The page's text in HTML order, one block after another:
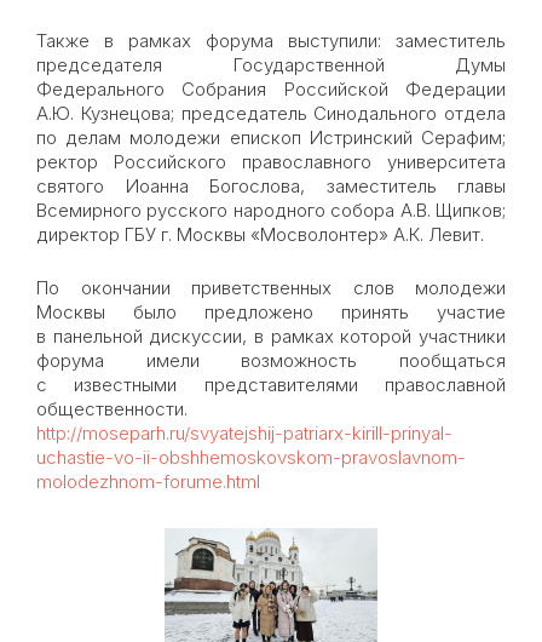
Также в рамках форума выступили: заместитель
председателя Государственной Думы
Федерального Собрания Российской Федерации
А.Ю. Кузнецова; председатель Синодального отдела
по делам молодежи епископ Истринский Серафим;
ректор Российского православного университета
святого Иоанна Богослова, заместитель главы
Всемирного русского народного собора А.В. Щипков;
директор ГБУ г. Москвы «Мосволонтер» А.К. Левит.
По окончании приветственных слов молодежи
Москвы было предложено принять участие
в панельной дискуссии, в рамках которой участники
форума имели возможность пообщаться
с известными представителями православной
общественности.
http://moseparh.ru/svyatejshij-patriarx-kirill-prinyal-
uchastie-vo-ii-obshhemoskovskom-pravoslavnom-
molodezhnom-forume.html